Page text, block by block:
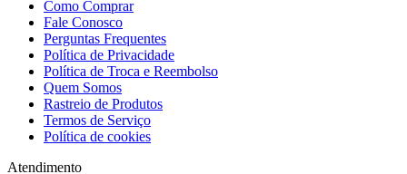
Como Comprar
Fale Conosco
Perguntas Frequentes
Política de Privacidade
Política de Troca e Reembolso
Quem Somos
Rastreio de Produtos
Termos de Serviço
Política de cookies
Atendimento